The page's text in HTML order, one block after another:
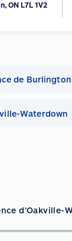
ON L7L 1V2
de Burlington
Waterdown
d’Oakville-